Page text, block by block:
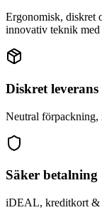
Ergonomisk, diskret
innovativ teknik
Diskret leverans
Neutral förpackning,
Säker betalning
iDEAL, kreditkort &